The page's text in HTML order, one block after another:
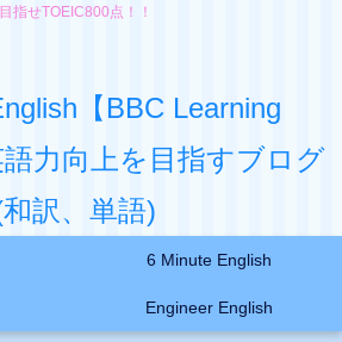
目指せTOEIC800点！！
【BBC Learning
力向上を目指すブログ
訳、単語)
6 Minute English
Engineer English